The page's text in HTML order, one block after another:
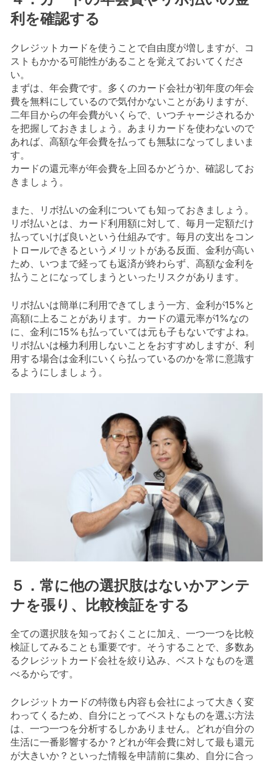
利を確認する
クレジットカードを使うことで自由度が増しますが、コ
ストもかかる可能性があることを覚えておいてくださ
い。
まずは、年会費です。多くのカード会社が初年度の年会
費を無料にしているので気付かないことがありますが、
二年目からの年会費がいくらで、いつチャージされるか
を把握しておきましょう。あまりカードを使わないので
あれば、高額な年会費を払っても無駄になってしまいま
す。
カードの還元率が年会費を上回るかどうか、確認してお
きましょう。
また、リボ払いの金利についても知っておきましょう。
リボ払いとは、カード利用額に対して、毎月一定額だけ
払っていけば良いという仕組みです。毎月の支出をコン
トロールできるというメリットがある反面、金利が高い
ため、いつまで経っても返済が終わらず、高額な金利を
払うことになってしまうといったリスクがあります。
リボ払いは簡単に利用できてしまう一方、金利が15%と
高額に上ることがあります。カードの還元率が1%なの
に、金利に15%も払っていては元も子もないですよね。
リボ払いは極力利用しないことをおすすめしますが、利
用する場合は金利にいくら払っているのかを常に意識す
るようにしましょう。
５．常に他の選択肢はないかアンテ
ナを張り、比較検証をする
全ての選択肢を知っておくことに加え、一つ一つを比較
検証してみることも重要です。そうすることで、多数あ
るクレジットカード会社を絞り込み、ベストなものを選
べるからです。
クレジットカードの特徴も内容も会社によって大きく変
わってくるため、自分にとってベストなものを選ぶ方法
は、一つ一つを分析するしかありません。どれが自分の
生活に一番影響するか？どれが年会費に対して最も還元
が大きいか？といった情報を申請前に集め、自分に合っ